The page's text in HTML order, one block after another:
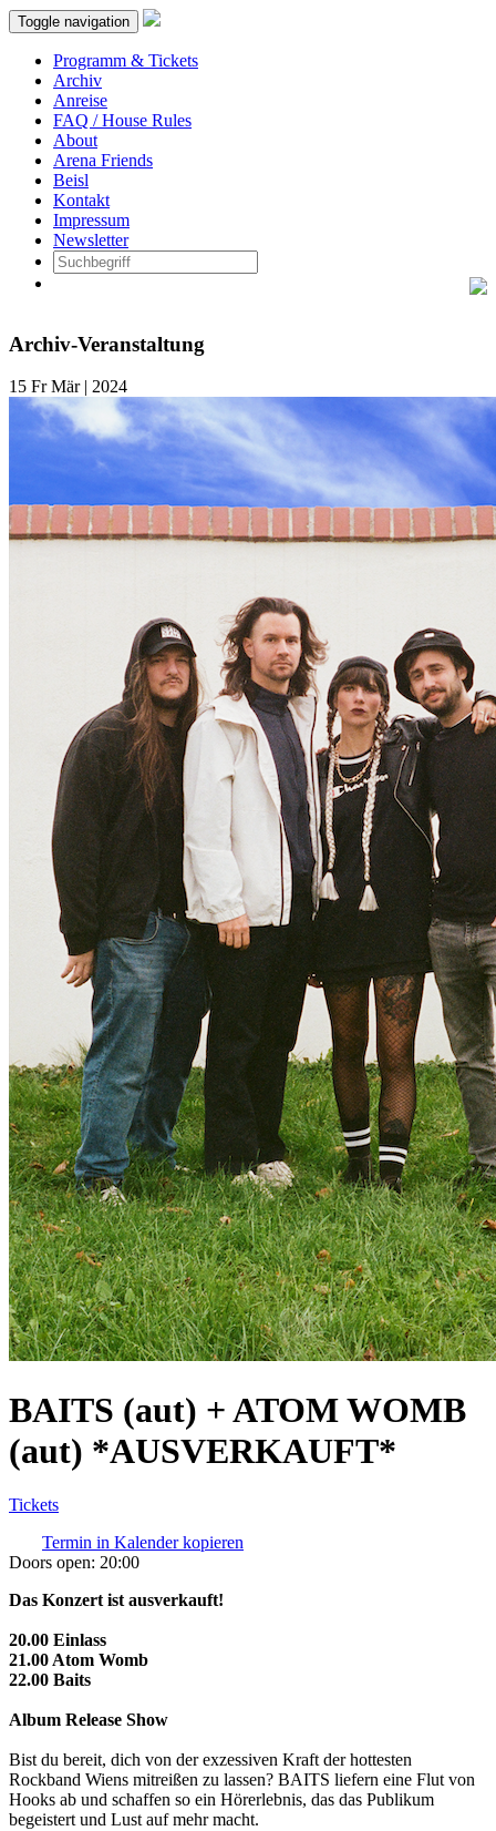
Toggle navigation
Programm & Tickets
Archiv
Anreise
FAQ / House Rules
About
Arena Friends
Beisl
Kontakt
Impressum
Newsletter
Archiv-Veranstaltung
15 FrMär | 2024
BAITS (aut) + ATOM WOMB
(aut) *AUSVERKAUFT*
Tickets
Termin in Kalender kopieren
Doors open: 20:00
Das Konzert ist ausverkauft!
20.00 Einlass
21.00 Atom Womb
22.00 Baits
Album Release Show
Bist du bereit, dich von der exzessiven Kraft der hottesten
Rockband Wiens mitreißen zu lassen? BAITS liefern eine Flut von
Hooks ab und schaffen so ein Hörerlebnis, das das Publikum
begeistert und Lust auf mehr macht.